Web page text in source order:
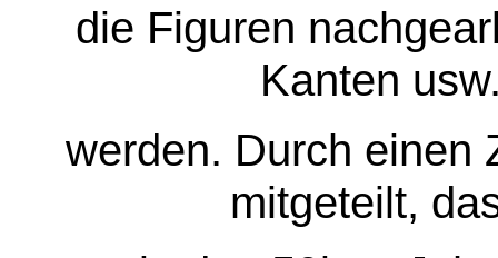
die Figuren
Kanten
werden. Durch einen
mitgeteilt,